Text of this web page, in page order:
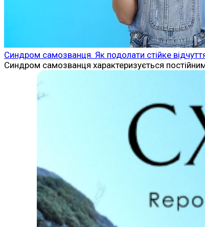
Синдром самозванця. Як подолати стійке
Синдром самозванця характеризується